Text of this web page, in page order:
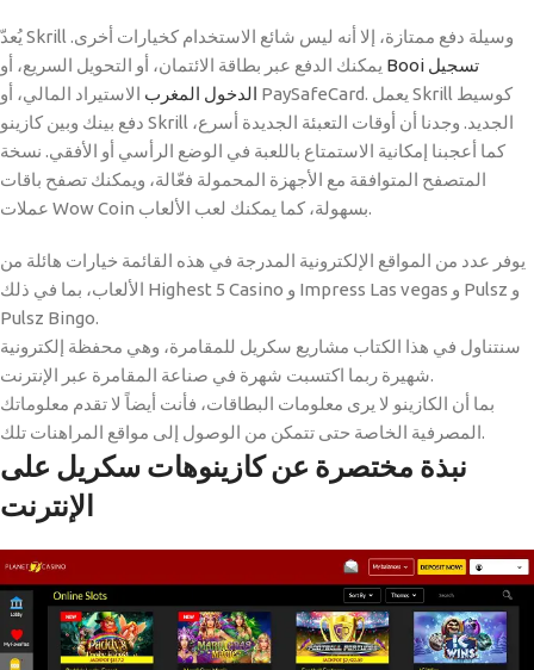
يُعدّ Skrill وسيلة دفع ممتازة، إلا أنه ليس شائع الاستخدام كخيارات أخرى.
Booi تسجيل
الدخول المغرب الاستيراد المالي، أو PaySafeCard. يعمل Skrill كوسيط
دفع بينك وبين كازينو Skrill الجديد. وجدنا أن أوقات التعبئة الجديدة أسرع،
كما أعجبنا إمكانية الاستمتاع باللعبة في الوضع الرأسي أو الأفقي. نسخة
المتصفح المتوافقة مع الأجهزة المحمولة فعّالة، ويمكنك تصفح باقات
عملات Wow Coin بسهولة، كما يمكنك لعب الألعاب.
يوفر عدد من المواقع الإلكترونية المدرجة في هذه القائمة خيارات هائلة من
الألعاب، بما في ذلك Highest 5 Casino و Impress Las vegas و Pulsz و
Pulsz Bingo.
سنتناول في هذا الكتاب مشاريع سكريل للمقامرة، وهي محفظة إلكترونية
شهيرة ربما اكتسبت شهرة في صناعة المقامرة عبر الإنترنت.
بما أن الكازينو لا يرى معلومات البطاقات، فأنت أيضاً لا تقدم معلوماتك
المصرفية الخاصة حتى تتمكن من الوصول إلى مواقع المراهنات تلك.
نبذة مختصرة عن كازينوهات سكريل على
الإنترنت